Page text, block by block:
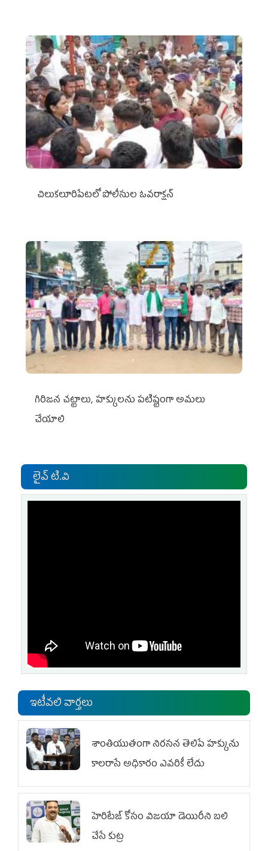
చిలుక‌లూరిపేట‌లో పోలీసుల ఓవ‌రాక్ష‌న్‌
గిరిజన చట్టాలు, హక్కులను పటిష్టంగా అమలు
చేయాలి
లైవ్ టి.వి
ఇటీవలి వార్తలు
శాంతియుతంగా నిరసన తెలిపే హక్కును
కాలరాసే అధికారం ఎవరికీ లేదు
హెరిటేజ్ కోసం విజయా డెయిరీని బలి
చేసే కుట్ర‌